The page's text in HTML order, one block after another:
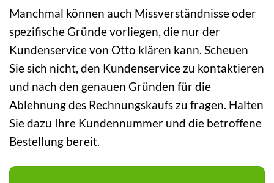
Manchmal können auch Missverständnisse oder
spezifische Gründe vorliegen, die nur der
Kundenservice von Otto klären kann. Scheuen
Sie sich nicht, den Kundenservice zu kontaktieren
und nach den genauen Gründen für die
Ablehnung des Rechnungskaufs zu fragen. Halten
Sie dazu Ihre Kundennummer und die betroffene
Bestellung bereit.